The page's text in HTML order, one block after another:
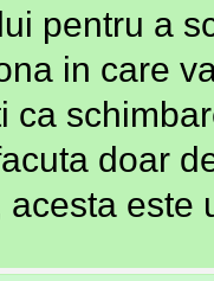
pentru a
in care
ca
doar
este